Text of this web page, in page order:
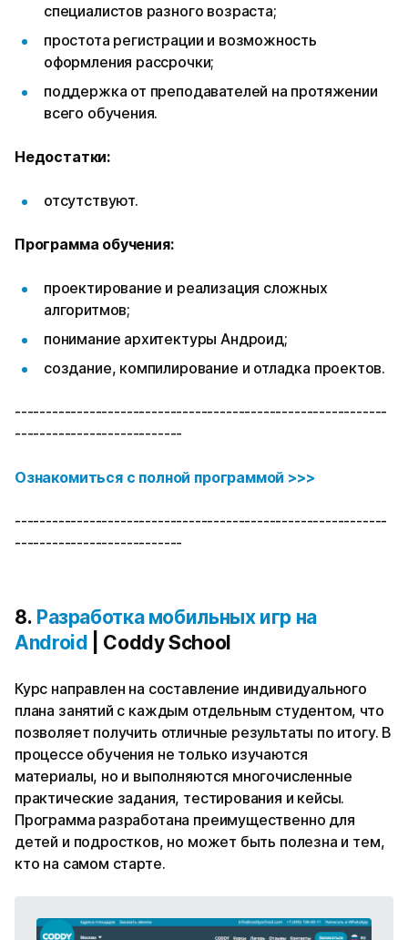
специалистов разного возраста;
простота регистрации и возможность
оформления рассрочки;
поддержка от преподавателей на протяжении
всего обучения.
Недостатки:
отсутствуют.
Программа обучения:
проектирование и реализация сложных
алгоритмов;
понимание архитектуры Андроид;
создание, компилирование и отладка проектов.
------------------------------------------------------------
---------------------------
Ознакомиться с полной программой >>>
------------------------------------------------------------
---------------------------
8. Разработка мобильных игр на
Android | Coddy School
Курс направлен на составление индивидуального
плана занятий с каждым отдельным студентом, что
позволяет получить отличные результаты по итогу. В
процессе обучения не только изучаются
материалы, но и выполняются многочисленные
практические задания, тестирования и кейсы.
Программа разработана преимущественно для
детей и подростков, но может быть полезна и тем,
кто на самом старте.